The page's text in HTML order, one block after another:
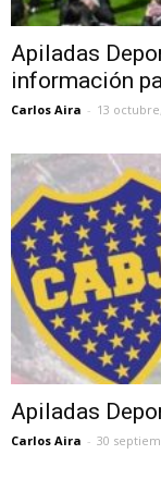
Apiladas
información
Carlos Aira - 13
Apiladas
Carlos Aira - 30